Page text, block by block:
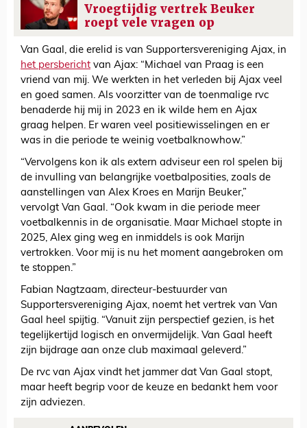
Vroegtijdig vertrek Beuker
roept vele vragen op
Van Gaal, die erelid is van Supportersvereniging Ajax, in
het persbericht van Ajax: “Michael van Praag is een
vriend van mij. We werkten in het verleden bij Ajax veel
en goed samen. Als voorzitter van de toenmalige rvc
benaderde hij mij in 2023 en ik wilde hem en Ajax
graag helpen. Er waren veel positiewisselingen en er
was in die periode te weinig voetbalknowhow.”
“Vervolgens kon ik als extern adviseur een rol spelen bij
de invulling van belangrijke voetbalposities, zoals de
aanstellingen van Alex Kroes en Marijn Beuker,”
vervolgt Van Gaal. “Ook kwam in die periode meer
voetbalkennis in de organisatie. Maar Michael stopte in
2025, Alex ging weg en inmiddels is ook Marijn
vertrokken. Voor mij is nu het moment aangebroken om
te stoppen.”
Fabian Nagtzaam, directeur-bestuurder van
Supportersvereniging Ajax, noemt het vertrek van Van
Gaal heel spijtig. “Vanuit zijn perspectief gezien, is het
tegelijkertijd logisch en onvermijdelijk. Van Gaal heeft
zijn bijdrage aan onze club maximaal geleverd.”
De rvc van Ajax vindt het jammer dat Van Gaal stopt,
maar heeft begrip voor de keuze en bedankt hem voor
zijn adviezen.